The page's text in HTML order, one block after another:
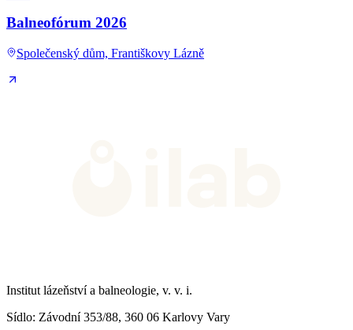
Balneofórum 2026
Společenský dům, Františkovy Lázně
Institut lázeňství a balneologie, v. v. i.
Sídlo: Závodní 353/88, 360 06 Karlovy Vary